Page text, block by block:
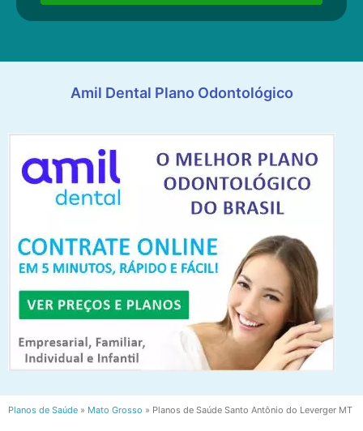
Amil Dental Plano Odontológico
Planos de Saúde » Mato Grosso » Planos de Saúde Santo Antônio do Leverger MT